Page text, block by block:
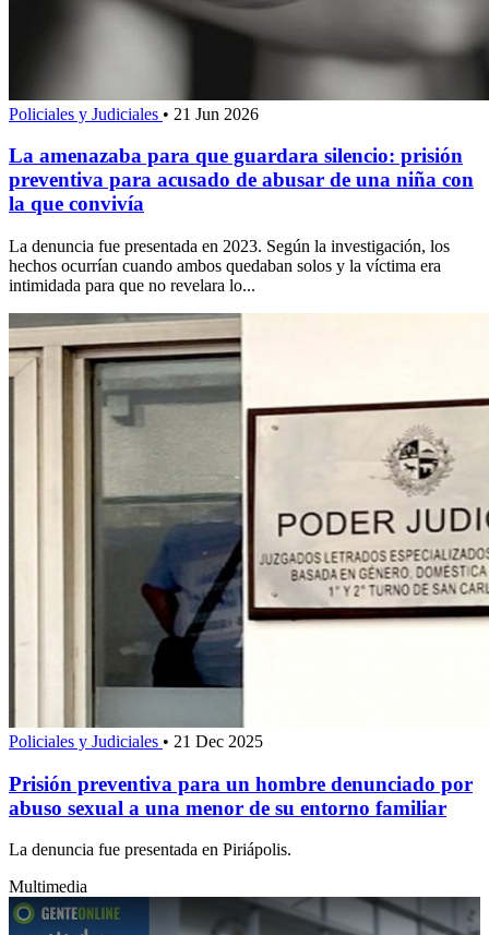
Policiales y Judiciales • 21 Jun 2026
La amenazaba para que guardara silencio: prisión
preventiva para acusado de abusar de una niña con
la que convivía
La denuncia fue presentada en 2023. Según la investigación, los
hechos ocurrían cuando ambos quedaban solos y la víctima era
intimidada para que no revelara lo...
Policiales y Judiciales • 21 Dec 2025
Prisión preventiva para un hombre denunciado por
abuso sexual a una menor de su entorno familiar
La denuncia fue presentada en Piriápolis.
Multimedia